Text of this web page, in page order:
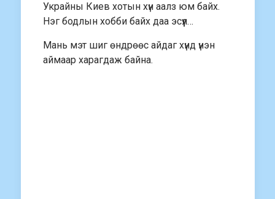
Украйны Киев хотын хүн аалз юм байх.
Нэг бодлын хобби байх даа эсүүл…
Мань мэт шиг өндрөөс айдаг хүнд үнэн
аймаар харагдаж байна.